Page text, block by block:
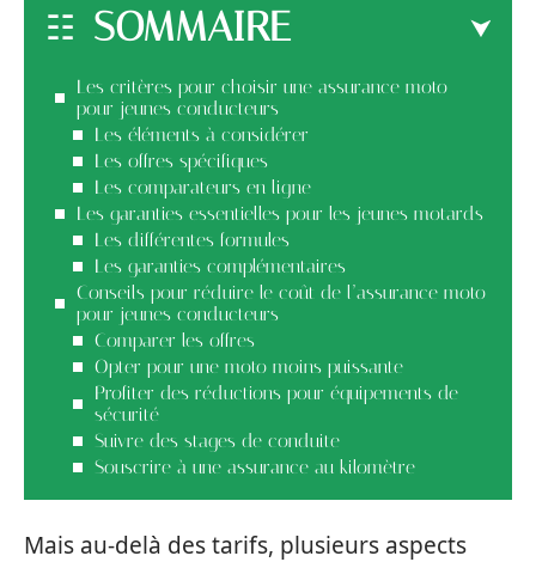
SOMMAIRE
Les critères pour choisir une assurance moto
pour jeunes conducteurs
Les éléments à considérer
Les offres spécifiques
Les comparateurs en ligne
Les garanties essentielles pour les jeunes motards
Les différentes formules
Les garanties complémentaires
Conseils pour réduire le coût de l’assurance moto
pour jeunes conducteurs
Comparer les offres
Opter pour une moto moins puissante
Profiter des réductions pour équipements de
sécurité
Suivre des stages de conduite
Souscrire à une assurance au kilomètre
Mais au-delà des tarifs, plusieurs aspects